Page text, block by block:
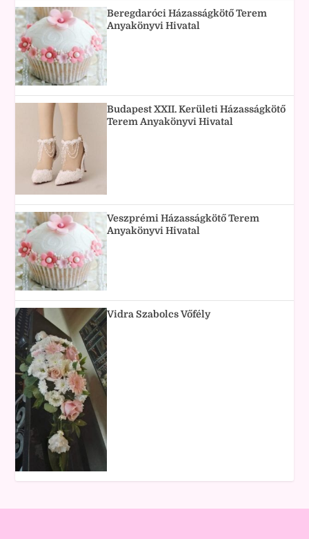
Beregdaróci Házasságkötő Terem
Anyakönyvi Hivatal
Budapest XXII. Kerületi Házasságkötő
Terem Anyakönyvi Hivatal
Veszprémi Házasságkötő Terem
Anyakönyvi Hivatal
Vidra Szabolcs Vőfély